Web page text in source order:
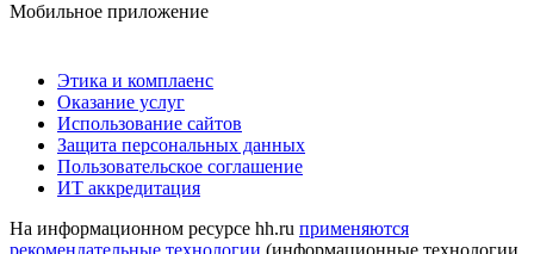
Мобильное приложение
Этика и комплаенс
Оказание услуг
Использование сайтов
Защита персональных данных
Пользовательское соглашение
ИТ аккредитация
На информационном ресурсе hh.ru применяются
рекомендательные технологии (информационные технологии